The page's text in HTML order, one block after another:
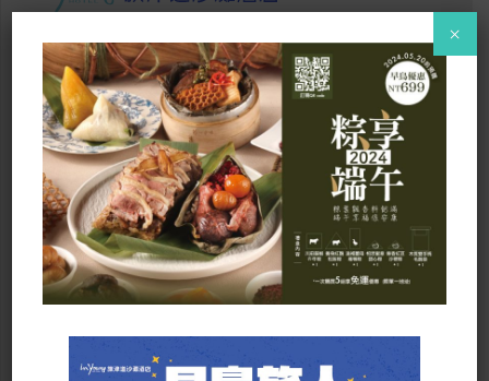
．以道載旅 道道精彩．
高雄市旗津區旗津三路1050號3樓
訂房專線：07-5721818 #820
傳真：07-5721199
fo@inyounghotel.com.tw
×